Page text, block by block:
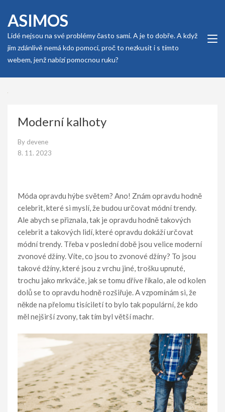
content
Enter)
ASIMOS
Lidé nejsou na své problémy často sami. A je to dobře. A když
jim zdánlivě nemá kdo pomoci, proč to nezkusit i s tímto
webem, jenž nabízí pomocnou ruku?
Moderní kalhoty
By devene
8. 11. 2023
Móda opravdu hýbe světem? Ano! Znám opravdu hodně
celebrit, které si myslí, že budou určovat módní trendy.
Ale abych se přiznala, tak je opravdu hodně takových
celebrit a takových lidí, které opravdu dokáží určovat
módní trendy. Třeba v poslední době jsou velice moderní
zvonové džíny. Víte, co jsou to zvonové džíny? To jsou
takové džíny, které jsou z vrchu jiné, trošku upnuté,
trochu jako mrkváče, jak se tomu dříve říkalo, ale od kolen
dolů se to opravdu hodně rozšiřuje. A vzpomínám si, že
někde na přelomu tisíciletí to bylo tak populární, že kdo
měl nejširší zvony, tak tím byl větší machr.